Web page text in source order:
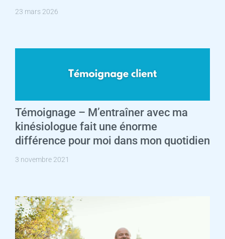
23 mars 2026
Témoignage – M’entraîner avec ma
kinésiologue fait une énorme
différence pour moi dans mon quotidien
3 novembre 2021